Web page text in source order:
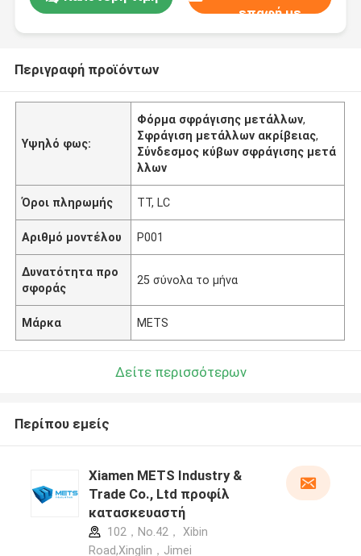
επαφή με
Περιγραφή προϊόντων
Υψηλό φως:
Φόρμα σφράγισης μετάλλων,
Σφράγιση μετάλλων ακρίβειας,
Σύνδεσμος κύβων σφράγισης μετά
λλων
Όροι πληρωμής TT, LC
Αριθμό μοντέλου P001
Δυνατότητα προ
σφοράς
25 σύνολα το μήνα
Μάρκα METS
Δείτε περισσότερων
Περίπου εμείς
Xiamen METS Industry &
Trade Co., Ltd προφίλ
κατασκευαστή
102，No.42， Xibin
Road,Xinglin，Jimei